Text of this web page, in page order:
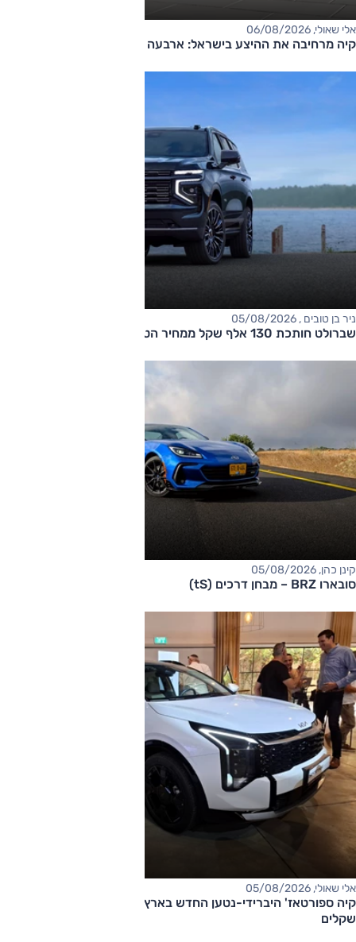
אלי שאולי, 06/08/2026
קיה מרחיבה את ההיצע בישראל: ארבעה דגמים חדשים בדרך
ניר בן טובים , 05/08/2026
שברולט חותכת 130 אלף שקל ממחיר הטאהו
קינן כהן, 05/08/2026
סובארו BRZ – מבחן דרכים (tS)
אלי שאולי, 05/08/2026
שקלים